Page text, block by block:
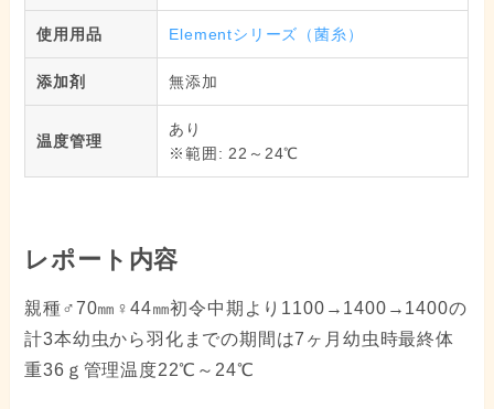
使用用品 Elementシリーズ（菌糸）
添加剤 無添加
温度管理
あり
※範囲: 22～24℃
レポート内容
親種♂70㎜♀44㎜初令中期より1100→1400→1400の
計3本幼虫から羽化までの期間は7ヶ月幼虫時最終体
重36ｇ管理温度22℃～24℃